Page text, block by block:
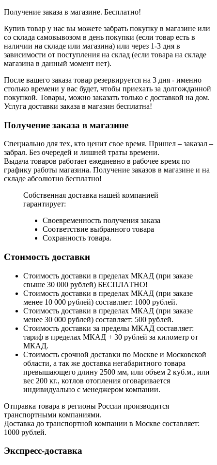
Получение заказа в магазине. Бесплатно!
Купив товар у нас вы можете забрать покупку в магазине или
со склада самовывозом в день покупки (если товар есть в
наличии на складе или магазина) или через 1-3 дня в
зависимости от поступления на склад (если товара на складе
магазина в данный момент нет).
После вашего заказа товар резервируется на 3 дня - именно
столько времени у вас будет, чтобы приехать за долгожданной
покупкой. Товары, можно заказать только с доставкой на дом.
Услуга доставки заказа в магазин бесплатна!
Получение заказа в магазине
Специально для тех, кто ценит свое время. Пришел – заказал –
забрал. Без очередей и лишней траты времени.
Выдача товаров работает ежедневно в рабочее время по
графику работы магазина. Получение заказов в магазине и на
складе абсолютно бесплатно!
Собственная доставка нашей компанией
гарантирует:
Своевременность получения заказа
Соответствие выбранного товара
Сохранность товара.
Стоимость доставки
Стоимость доставки в пределах МКАД (при заказе
свыше 30 000 рублей) БЕСПЛАТНО!
Стоимость доставки в пределах МКАД (при заказе
менее 10 000 рублей) составляет: 1000 рублей.
Стоимость доставки в пределах МКАД (при заказе
менее 30 000 рублей) составляет: 500 рублей.
Стоимость доставки за пределы МКАД составляет:
тариф в пределах МКАД + 30 рублей за километр от
МКАД.
Стоимость срочной доставки по Москве и Московской
области, а так же доставка негабаритного товара
превышающего длину 2500 мм, или объем 2 куб.м., или
вес 200 кг., котлов отопления оговаривается
индивидуально с менеджером компании.
Отправка товара в регионы России производится
транспортными компаниями.
Доставка до транспортной компании в Москве составляет:
1000 рублей.
Экспресс-доставка